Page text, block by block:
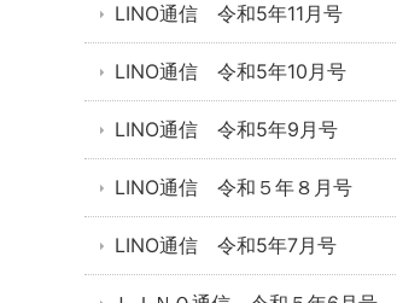
LINO通信 令和5年11月号
LINO通信 令和5年10月号
LINO通信 令和5年9月号
LINO通信 令和５年８月号
LINO通信 令和5年7月号